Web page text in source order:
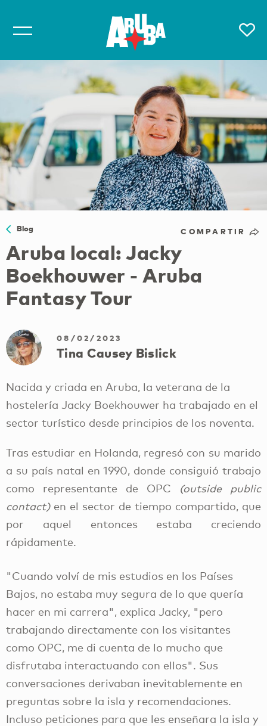
Blog COMPARTIR
Aruba local: Jacky
Boekhouwer - Aruba
Fantasy Tour
08/02/2023
Tina Causey Bislick
Nacida y criada en Aruba, la veterana de la
hostelería Jacky Boekhouwer ha trabajado en el
sector turístico desde principios de los noventa.
Tras estudiar en Holanda, regresó con su marido
a su país natal en 1990, donde consiguió trabajo
como representante de OPC (outside public
contact) en el sector de tiempo compartido, que
por aquel entonces estaba creciendo
rápidamente.
"Cuando volví de mis estudios en los Países
Bajos, no estaba muy segura de lo que quería
hacer en mi carrera", explica Jacky, "pero
trabajando directamente con los visitantes
como OPC, me di cuenta de lo mucho que
disfrutaba interactuando con ellos". Sus
conversaciones derivaban inevitablemente en
preguntas sobre la isla y recomendaciones.
Incluso peticiones para que les enseñara la isla y